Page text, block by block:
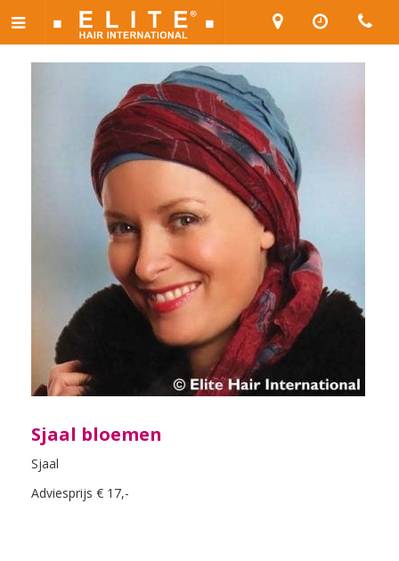
Sjaal bloemen
Sjaal
Adviesprijs € 17,-